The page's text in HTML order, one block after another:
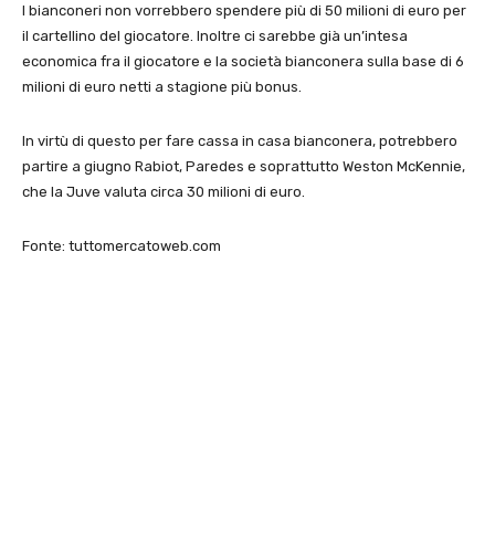
I bianconeri non vorrebbero spendere più di 50 milioni di euro per
il cartellino del giocatore. Inoltre ci sarebbe già un’intesa
economica fra il giocatore e la società bianconera sulla base di 6
milioni di euro netti a stagione più bonus.
In virtù di questo per fare cassa in casa bianconera, potrebbero
partire a giugno Rabiot, Paredes e soprattutto Weston McKennie,
che la Juve valuta circa 30 milioni di euro.
Fonte: tuttomercatoweb.com